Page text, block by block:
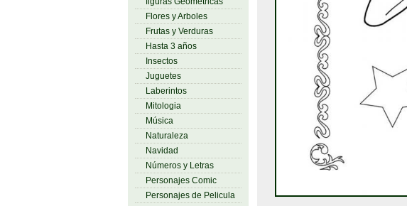
Flores y Arboles
Frutas y Verduras
Hasta 3 años
Insectos
Juguetes
Laberintos
Mitologia
Música
Naturaleza
Navidad
Números y Letras
Personajes Comic
Personajes de Pelicula